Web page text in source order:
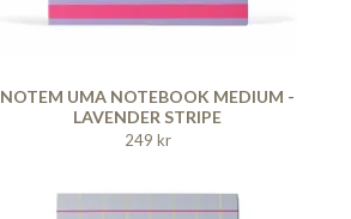
NOTEM UMA NOTEBOOK MEDIUM -
LAVENDER STRIPE
249 kr